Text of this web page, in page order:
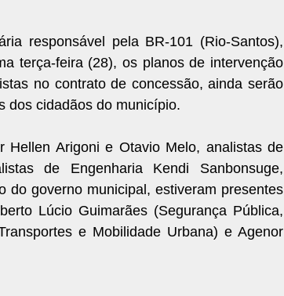
responsável pela BR-101 (Rio-Santos),
terça-feira (28), os planos de intervenção
no contrato de concessão, ainda serão
dos cidadãos do município.
Arigoni e Otavio Melo, analistas de
de Engenharia Kendi Sanbonsuge,
do governo municipal, estiveram presentes
Lúcio Guimarães (Segurança Pública,
e Mobilidade Urbana) e Agenor